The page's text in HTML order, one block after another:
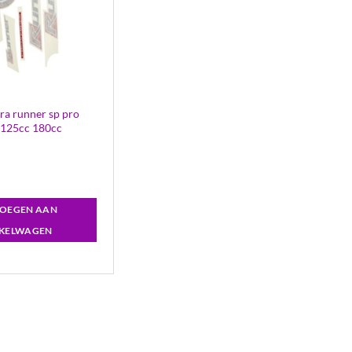
runner sp pro
180cc
AAN